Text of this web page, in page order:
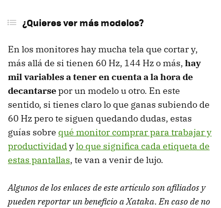
¿Quieres ver más modelos?
En los monitores hay mucha tela que cortar y,
más allá de si tienen 60 Hz, 144 Hz o más, hay
mil variables a tener en cuenta a la hora de
decantarsepor un modelo u otro. En este
sentido, si tienes claro lo que ganas subiendo de
60 Hz pero te siguen quedando dudas, estas
guías sobre qué monitor comprar para trabajar y
productividadylo que significa cada etiqueta de
estas pantallas, te van a venir de lujo.
Algunos de los enlaces de este artículo son afiliados y
pueden reportar un beneficio a Xataka. En caso de no